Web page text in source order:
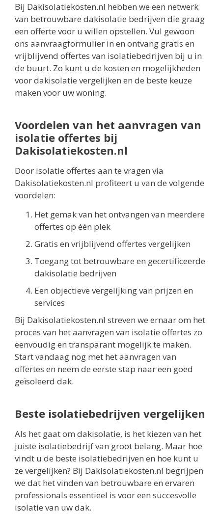
Bij Dakisolatiekosten.nl hebben we een netwerk
van betrouwbare dakisolatie bedrijven die graag
een offerte voor u willen opstellen. Vul gewoon
ons aanvraagformulier in en ontvang gratis en
vrijblijvend offertes van isolatiebedrijven bij u in
de buurt. Zo kunt u de kosten en mogelijkheden
voor dakisolatie vergelijken en de beste keuze
maken voor uw woning.
Voordelen van het aanvragen van
isolatie offertes bij
Dakisolatiekosten.nl
Door isolatie offertes aan te vragen via
Dakisolatiekosten.nl profiteert u van de volgende
voordelen:
Het gemak van het ontvangen van meerdere
offertes op één plek
Gratis en vrijblijvend offertes vergelijken
Toegang tot betrouwbare en gecertificeerde
dakisolatie bedrijven
Een objectieve vergelijking van prijzen en
services
Bij Dakisolatiekosten.nl streven we ernaar om het
proces van het aanvragen van isolatie offertes zo
eenvoudig en transparant mogelijk te maken.
Start vandaag nog met het aanvragen van
offertes en neem de eerste stap naar een goed
geïsoleerd dak.
Beste isolatiebedrijven vergelijken
Als het gaat om dakisolatie, is het kiezen van het
juiste isolatiebedrijf van groot belang. Maar hoe
vindt u de beste isolatiebedrijven en hoe kunt u
ze vergelijken? Bij Dakisolatiekosten.nl begrijpen
we dat het vinden van betrouwbare en ervaren
professionals essentieel is voor een succesvolle
isolatie van uw dak.